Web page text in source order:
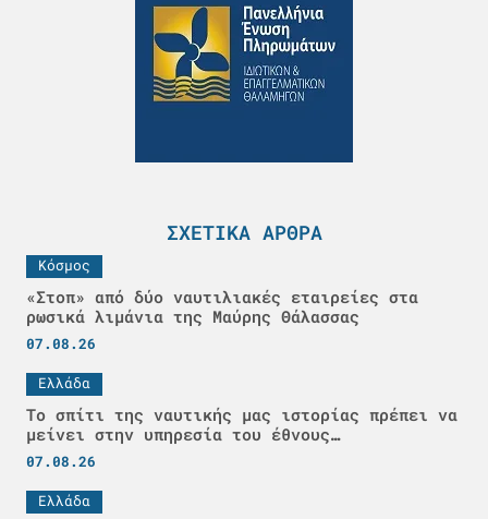
ΣΧΕΤΙΚΆ ΆΡΘΡΑ
Κόσμος
«Στοπ» από δύο ναυτιλιακές εταιρείες στα
ρωσικά λιμάνια της Μαύρης Θάλασσας
07.08.26
Ελλάδα
Το σπίτι της ναυτικής μας ιστορίας πρέπει να
μείνει στην υπηρεσία του έθνους…
07.08.26
Ελλάδα